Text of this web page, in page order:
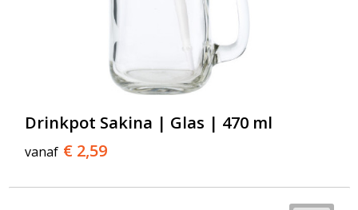
Drinkpot Sakina | Glas | 470 ml
vanaf € 2,59